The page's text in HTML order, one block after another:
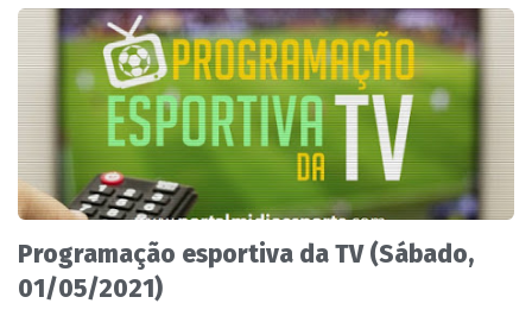
Programação esportiva da TV (Sábado,
01/05/2021)